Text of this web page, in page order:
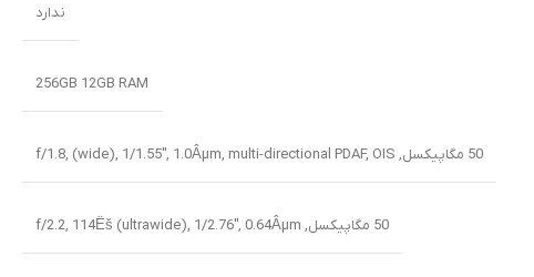
ندارد
256GB 12GB RAM
50 مگاپیکسل, f/1.8, (wide), 1/1.55″, 1.0Âµm, multi-directional PDAF, OIS
50 مگاپیکسل, f/2.2, 114Ëš (ultrawide), 1/2.76″, 0.64Âµm